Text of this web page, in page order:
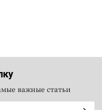
важные статьи